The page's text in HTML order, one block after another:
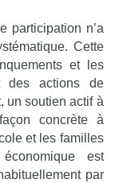
participation n’a
Cette
et les
des actions de
un soutien actif à
concrète à
et les familles
est
par